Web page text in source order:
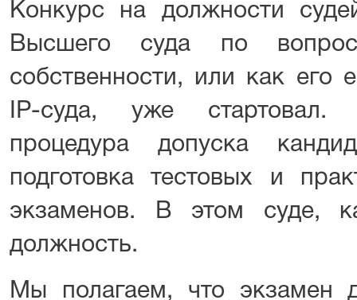
Конкурс на должности
Высшего суда по
собственности, или как
ІР-суда, уже стартовал.
процедура допуска
подготовка тестовых и
экзаменов. В этом суде,
должность.
Мы полагаем, что экзамен